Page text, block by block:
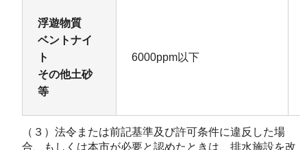
浮遊物質
ベントナイ
ト
その他土砂
等
6000ppm以下
（３）法令または前記基準及び許可条件に違反した場
合、もしくは本市が必要と認めたときは、排水施設を改